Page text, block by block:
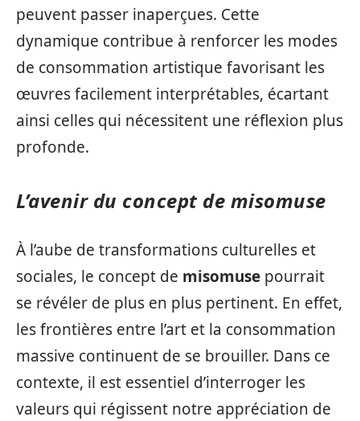
peuvent passer inaperçues. Cette
dynamique contribue à renforcer les modes
de consommation artistique favorisant les
œuvres facilement interprétables, écartant
ainsi celles qui nécessitent une réflexion plus
profonde.
L’avenir du concept de misomuse
À l’aube de transformations culturelles et
sociales, le concept de misomuse pourrait
se révéler de plus en plus pertinent. En effet,
les frontières entre l’art et la consommation
massive continuent de se brouiller. Dans ce
contexte, il est essentiel d’interroger les
valeurs qui régissent notre appréciation de